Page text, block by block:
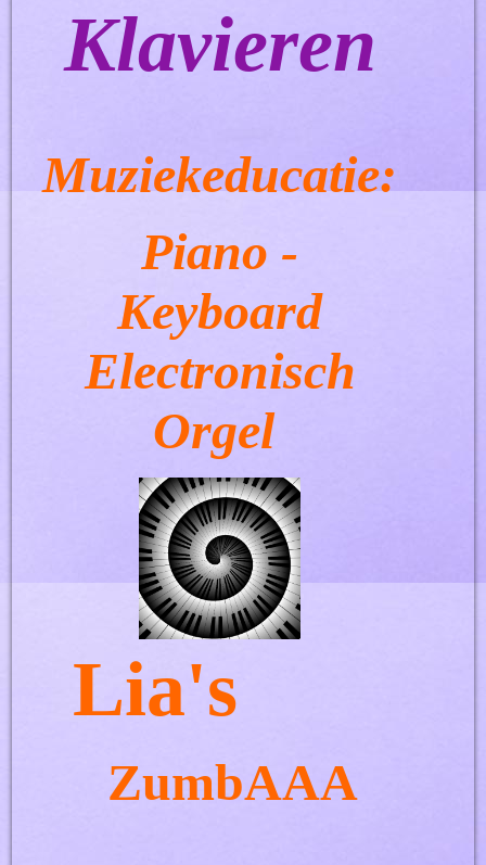
Klavieren
Muziekeducatie:
Piano -
Keyboard
Electronisch
Orgel
Lia's
ZumbAAA